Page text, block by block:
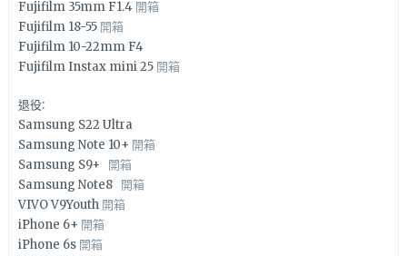
Fujifilm 35mm F1.4 開箱
Fujifilm 18-55 開箱
Fujifilm 10-22mm F4
Fujifilm Instax mini 25 開箱
退役:
Samsung S22 Ultra
Samsung Note 10+ 開箱
Samsung S9+ 開箱
Samsung Note8 開箱
VIVO V9Youth 開箱
iPhone 6+ 開箱
iPhone 6s 開箱